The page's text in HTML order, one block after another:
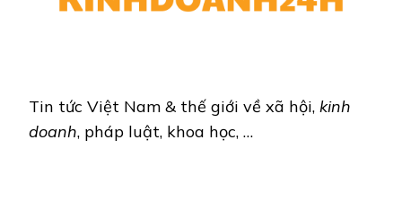
Tin tức Việt Nam & thế giới về xã hội, kinh
doanh, pháp luật, khoa học, …